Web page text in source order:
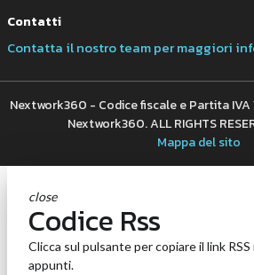
Contatti
Contatta il nostro team per maggiori
Nextwork360 - Codice fiscale e Partita
Nextwork360. ALL RIGHTS
Mappa del sito
close
Codice Rss
Clicca sul pulsante per copiare il link RSS
appunti.